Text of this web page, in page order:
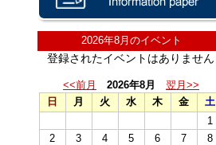
2026年8月のイベント
登録されたイベントはありません
<<前月 2026年8月
翌月>>
日
月 火 水 木 金
土
1
2
3 4 5 6 7
8